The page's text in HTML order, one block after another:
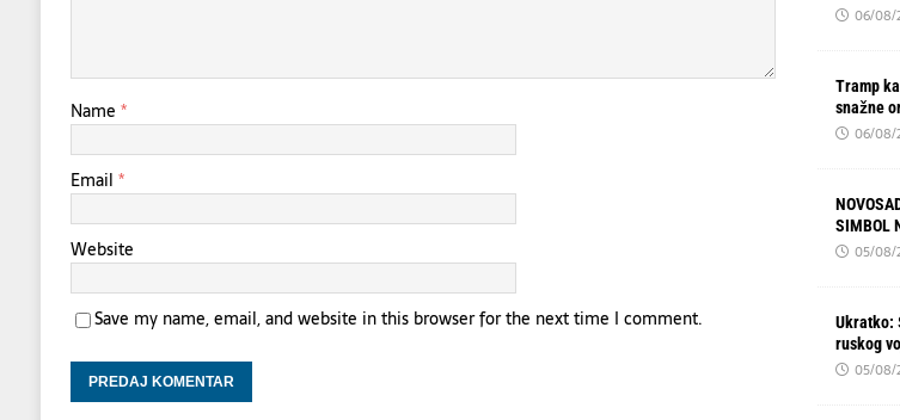
Name *
Email *
Website
Save my name, email, and website in this browser for the next time I comment.
06/08/
Tramp
snažne
06/08/
SIMBOL
05/08/
Ukratko:
ruskog
05/08/